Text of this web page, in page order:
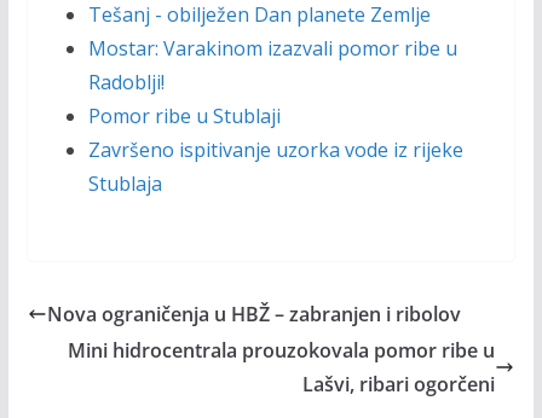
Tešanj - obilježen Dan planete Zemlje
Mostar: Varakinom izazvali pomor ribe u
Radoblji!
Pomor ribe u Stublaji
Završeno ispitivanje uzorka vode iz rijeke
Stublaja
Nova ograničenja u HBŽ – zabranjen i ribolov
Mini hidrocentrala prouzokovala pomor ribe u
Lašvi, ribari ogorčeni